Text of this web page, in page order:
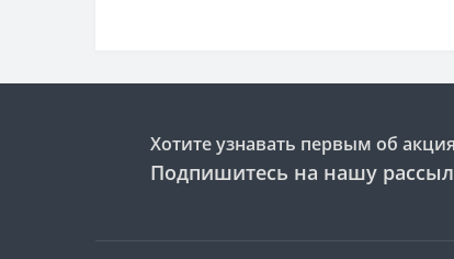
Хотите узнавать первым об
Подпишитесь на нашу